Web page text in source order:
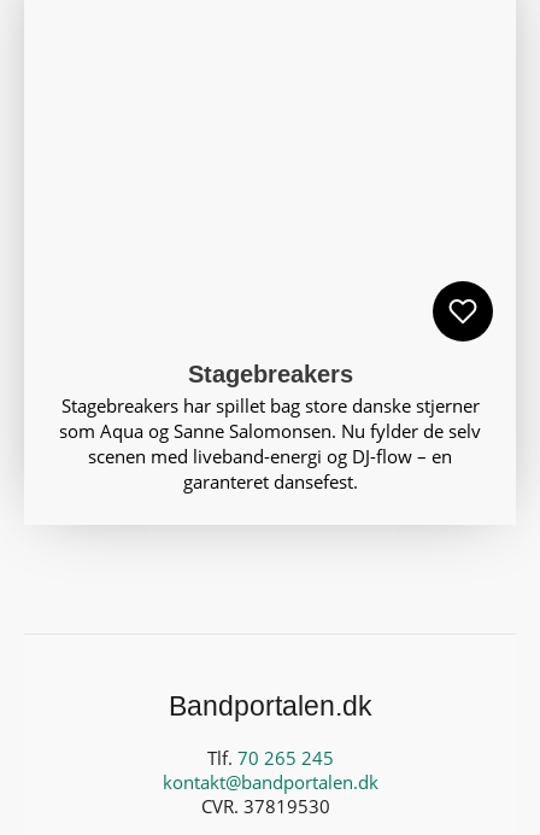
Stagebreakers
Stagebreakers har spillet bag store danske stjerner
som Aqua og Sanne Salomonsen. Nu fylder de selv
scenen med liveband-energi og DJ-flow – en
garanteret dansefest.
Bandportalen.dk
Tlf. 70 265 245
kontakt@bandportalen.dk
CVR. 37819530